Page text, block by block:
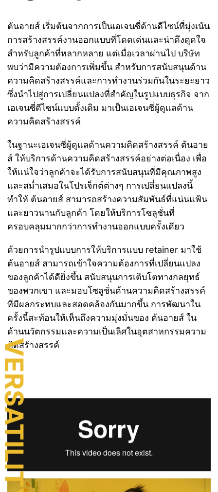
ต้นอายส์ เริ่มต้นจากการเป็นเอเจนซี่ด้านดีไซน์ที่มุ่งเน้น
การสร้างสรรค์งานออกแบบที่โดดเด่นและน่าดึงดูดใจ
สำหรับลูกค้าที่หลากหลาย แต่เมื่อเวลาผ่านไป บริษัท
พบว่ามีความต้องการเพิ่มขึ้น สำหรับการสนับสนุนด้าน
ความคิดสร้างสรรค์และการทำงานร่วมกันในระยะยาว
ซึ่งนำไปสู่การเปลี่ยนแปลงที่สำคัญในรูปแบบธุรกิจ จาก
เอเจนซี่ดีไซน์แบบดั้งเดิม มาเป็นเอเจนซี่ผู้ดูแลด้าน
ความคิดสร้างสรรค์
ในฐานะเอเจนซี่ผู้ดูแลด้านความคิดสร้างสรรค์ ต้นอาย
ส์ ให้บริการด้านความคิดสร้างสรรค์อย่างต่อเนื่อง เพื่อ
ให้แน่ใจว่าลูกค้าจะได้รับการสนับสนุนที่มีคุณภาพสูง
และสม่ำเสมอในโปรเจ็กต์ต่างๆ การเปลี่ยนแปลงนี้
ทำให้ ต้นอายส์ สามารถสร้างความสัมพันธ์ที่แน่นแฟ้น
และยาวนานกับลูกค้า โดยให้บริการโซลูชั่นที่
ครอบคลุมมากกว่าการทำงานออกแบบครั้งเดียว
ด้วยการนำรูปแบบการให้บริการแบบ retainer มาใช้
ต้นอายส์ สามารถเข้าใจความต้องการที่เปลี่ยนแปลง
ของลูกค้าได้ดียิ่งขึ้น สนับสนุนการเติบโตทางกลยุทธ์
ของพวกเขา และมอบโซลูชั่นด้านความคิดสร้างสรรค์
ที่มีผลกระทบและสอดคล้องกันมากขึ้น การพัฒนาใน
ครั้งนี้สะท้อนให้เห็นถึงความมุ่งมั่นของ ต้นอายส์ ใน
ด้านนวัตกรรมและความเป็นเลิศในอุตสาหกรรมความ
คิดสร้างสรรค์